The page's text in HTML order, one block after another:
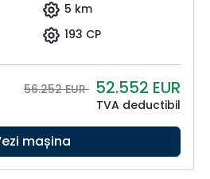
5 km
193 CP
56.252 EUR 52.552 EUR
TVA deductibil
mașina